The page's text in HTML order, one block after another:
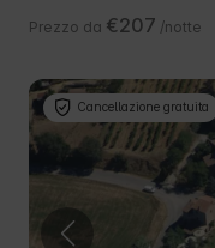
Prezzo da €207 /notte
Cancellazione gratuita